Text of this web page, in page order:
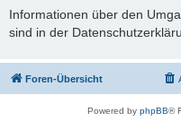
Informationen über den
sind in der
Foren-Übersicht
Powered by phpBB®